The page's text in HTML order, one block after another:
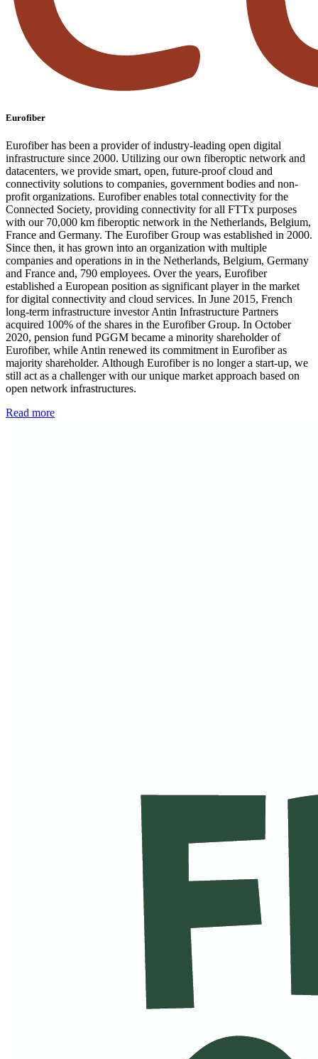
Eurofiber
Eurofiber has been a provider of industry-leading open digital
infrastructure since 2000. Utilizing our own fiberoptic network and
datacenters, we provide smart, open, future-proof cloud and
connectivity solutions to companies, government bodies and non-
profit organizations. Eurofiber enables total connectivity for the
Connected Society, providing connectivity for all FTTx purposes
with our 70,000 km fiberoptic network in the Netherlands, Belgium,
France and Germany. The Eurofiber Group was established in 2000.
Since then, it has grown into an organization with multiple
companies and operations in in the Netherlands, Belgium, Germany
and France and, 790 employees. Over the years, Eurofiber
established a European position as significant player in the market
for digital connectivity and cloud services. In June 2015, French
long-term infrastructure investor Antin Infrastructure Partners
acquired 100% of the shares in the Eurofiber Group. In October
2020, pension fund PGGM became a minority shareholder of
Eurofiber, while Antin renewed its commitment in Eurofiber as
majority shareholder. Although Eurofiber is no longer a start-up, we
still act as a challenger with our unique market approach based on
open network infrastructures.
Read more